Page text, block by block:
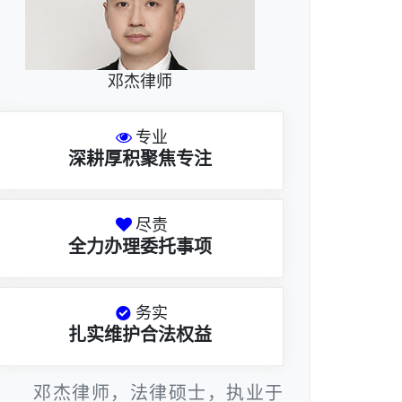
邓杰律师
专业
深耕厚积聚焦专注
尽责
全力办理委托事项
务实
扎实维护合法权益
邓杰律师，法律硕士，执业于